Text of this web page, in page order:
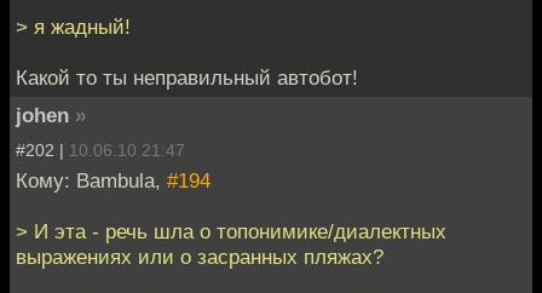
> я жадный!
Какой то ты неправильный автобот!
johen »
#202 | 10.06.10 21:47
Кому: Bambula, #194
> И эта - речь шла о топонимике/диалектных
выражениях или о засранных пляжах?